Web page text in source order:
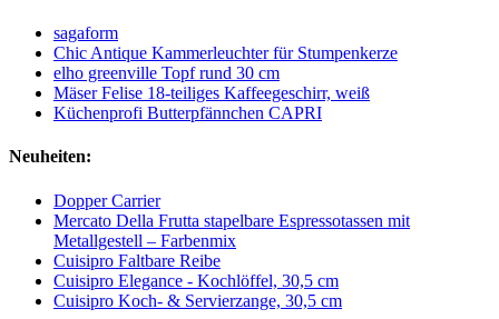
sagaform
Chic Antique Kammerleuchter für Stumpenkerze
elho greenville Topf rund 30 cm
Mäser Felise 18-teiliges Kaffeegeschirr, weiß
Küchenprofi Butterpfännchen CAPRI
Neuheiten:
Dopper Carrier
Mercato Della Frutta stapelbare Espressotassen mit
Metallgestell – Farbenmix
Cuisipro Faltbare Reibe
Cuisipro Elegance - Kochlöffel, 30,5 cm
Cuisipro Koch- & Servierzange, 30,5 cm